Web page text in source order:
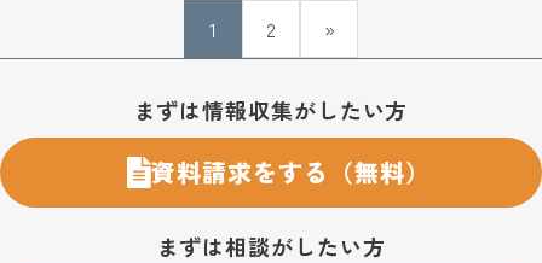
1 2
»
まずは情報収集がしたい方
資料請求をする（無料）
まずは相談がしたい方